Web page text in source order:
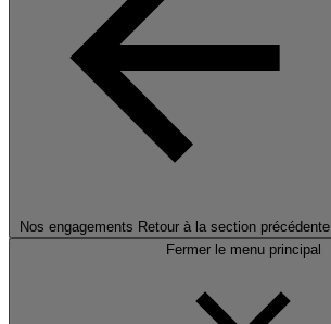
Nos engagements Retour à la section précédente
Fermer le menu principal